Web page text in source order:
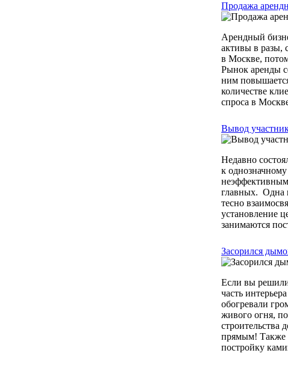
Продажа
Арендный
активы в разы,
в Москве,
Рынок аренды
ним
количестве
спроса в
Вывод
Недавно
к
главных. Одна
тесно
установление
занимаются
Засорился
Если вы
часть
обогревали
живого огня,
строительства
прямым! Также
постройку